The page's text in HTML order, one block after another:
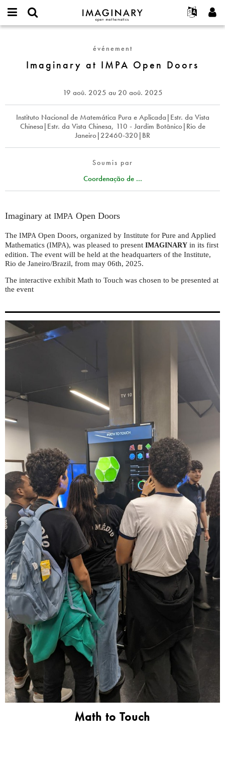
IMAGINARY
open
Français
Deutsch
Español
Türkçe
Programmes
Galeries
Films
Textes
Expositions
Plus...
Projets
Participer
username
Créer un nouveau compte
Demander un nouveau mot de passe
IMPA
événement
Imaginary at IMPA Open Doors
19 aoû. 2025 au 20 aoû. 2025
Instituto Nacional de Matemática Pura e Aplicada|Estr. da Vista
Chinesa|Estr. da Vista Chinesa, 110 - Jardim Botânico|Rio de
Janeiro|22460-320|BR
Soumis par
Coordenação de ...
Imaginary at IMPA Open Doors
The IMPA Open Doors, organized by Institute for Pure and Applied
Mathematics (IMPA), was pleased to present IMAGINARY in its first
edition. The event will be held at the headquarters of the Institute,
Rio de Janeiro/Brazil, from may 06th, 2025.
The interactive exhibit Math to Touch was chosen to be presented at
the event
Math to Touch